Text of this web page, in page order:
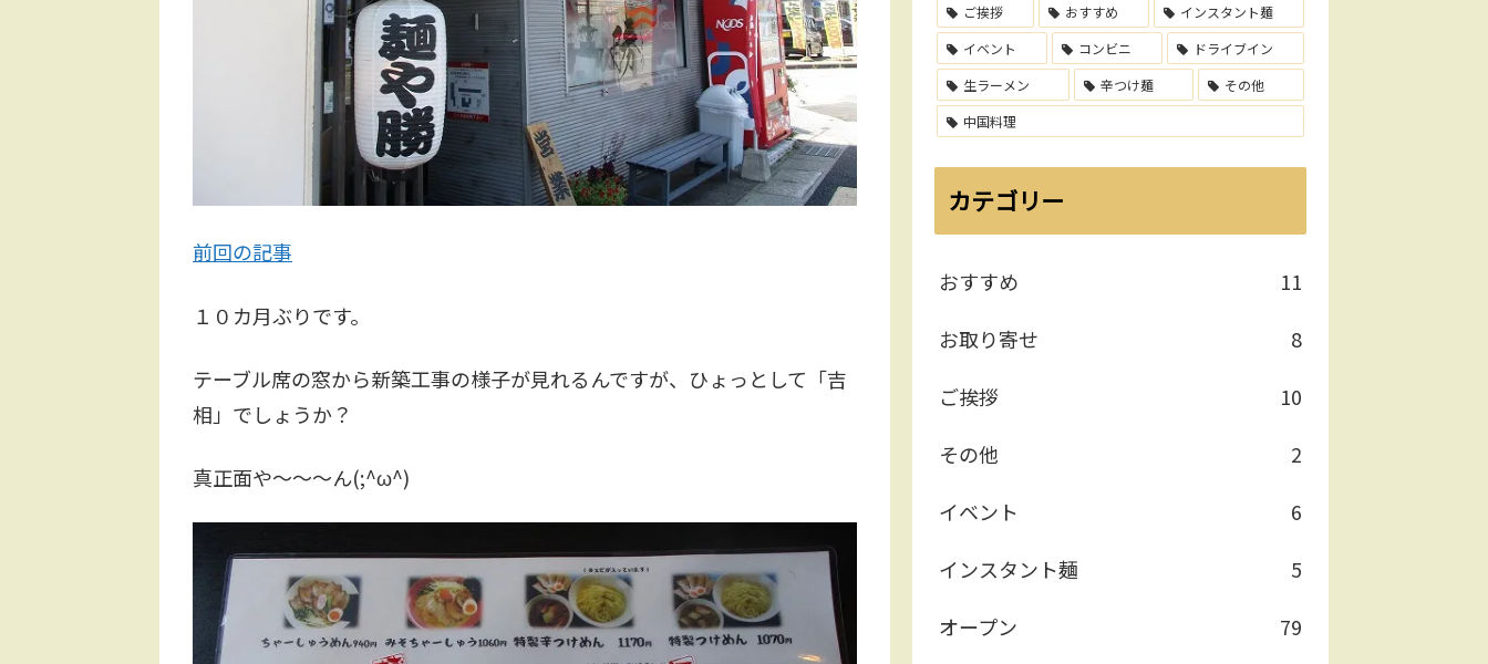
前回の記事
１０カ月ぶりです。
テーブル席の窓から新築工事の様子が見れるんですが、ひょっとして「吉
相」でしょうか？
真正面や～～～ん(;^ω^)
ご挨拶
おすすめ
インスタント麺
イベント
コンビニ
ドライブイン
生ラーメン
辛つけ麺
その他
中国料理
カテゴリー
おすすめ
11
お取り寄せ
8
ご挨拶
10
その他
2
イベント
6
インスタント麺
5
オープン
79